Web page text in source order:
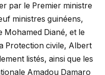
par le Premier ministre
ministres guinéens,
Mohamed Diané, et le
Protection civile, Albert
listés, ainsi que les
Amadou Damaro